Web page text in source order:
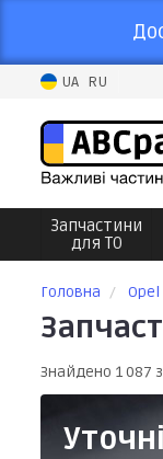
UA RU
Запчастини
для ТО
Головна Opel
Знайдено 1 087